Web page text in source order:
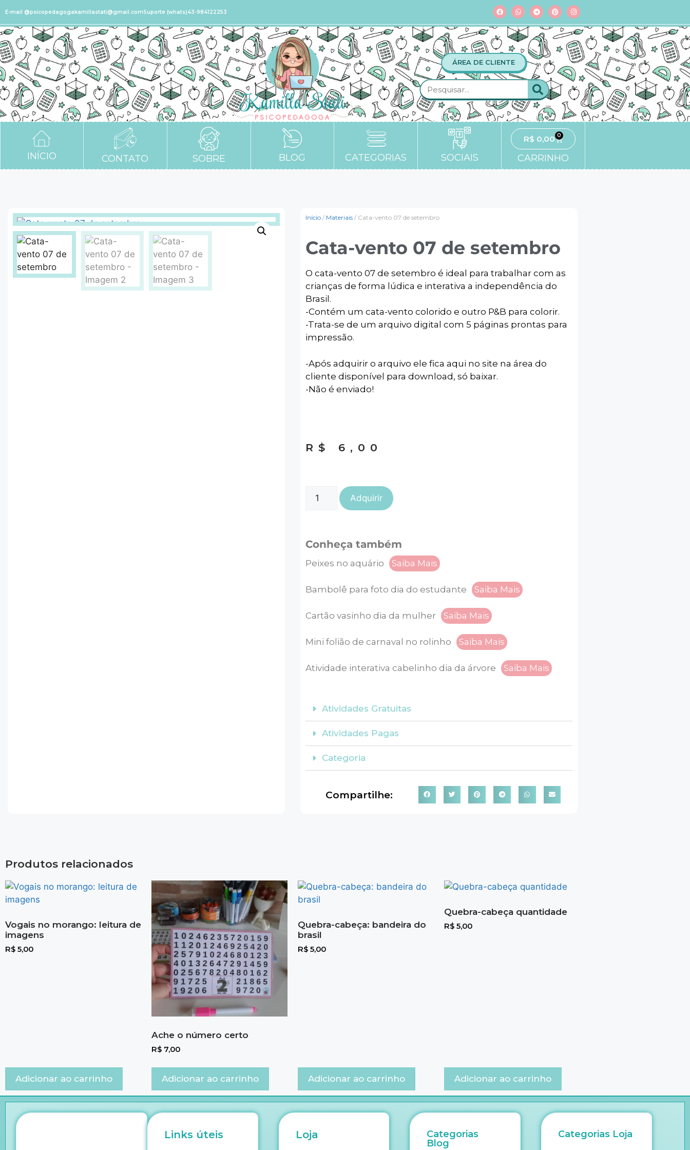
E-mail @psicopedagogakamillastati@gmail.comSuporte (whats)43-984122253
ÁREA DE CLIENTE
INÍCIO CONTATO SOBRE BLOG CATEGORIAS SOCIAIS
R$ 0,00 0
CARRINHO
Início / Materiais / Cata-vento 07 de setembro
Cata-vento 07 de setembro
O cata-vento 07 de setembro é ideal para trabalhar com as
crianças de forma lúdica e interativa a independência do
Brasil.
-Contém um cata-vento colorido e outro P&B para colorir.
-Trata-se de um arquivo digital com 5 páginas prontas para
impressão.
-Após adquirir o arquivo ele fica aqui no site na área do
cliente disponível para download, só baixar.
-Não é enviado!
R$ 6,00
Adquirir
Conheça também
Peixes no aquário Saiba Mais
Bambolê para foto dia do estudante Saiba Mais
Cartão vasinho dia da mulher Saiba Mais
Mini folião de carnaval no rolinho Saiba Mais
Atividade interativa cabelinho dia da árvore Saiba Mais
Atividades Gratuitas
Atividades Pagas
Categoria
Compartilhe:
Produtos relacionados
Vogais no morango: leitura de
imagens
R$ 5,00
Adicionar ao carrinho
Ache o número certo
R$ 7,00
Adicionar ao carrinho
Quebra-cabeça: bandeira do
brasil
R$ 5,00
Adicionar ao carrinho
Quebra-cabeça quantidade
R$ 5,00
Adicionar ao carrinho
Links úteis Loja
Categorias
Blog
Categorias Loja